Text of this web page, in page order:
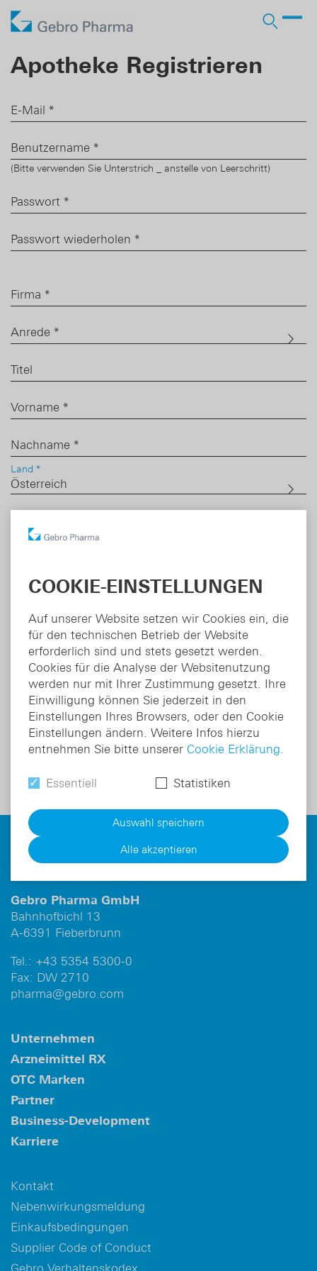
Geschichte
Partner Lohnherstellung
Pharma Services
Business Development
Karriere
Login Ärzte
Apotheke Registrieren
E-Mail *
Benutzername *
(Bitte verwenden Sie Unterstrich _ anstelle von Leerschritt)
Passwort *
Passwort wiederholen *
Firma *
Anrede *
Titel
Vorname *
Nachname *
Land *
Adresse*
Telefon*
Ich bin mit der Verarbeitung meiner Daten im
Fachlogin gemäßDatenschutzerklärung
einverstanden.*
Ja, ich akzeptiere die Verpflichtungserklärung.
Gebro Pharma GmbH
Bahnhofbichl 13
A-6391 Fieberbrunn
Tel.: +43 5354 5300-0
Fax: DW 2710
pharma@gebro.com
Unternehmen
Arzneimittel RX
OTC Marken
Partner
Business-Development
Karriere
Kontakt
Nebenwirkungsmeldung
Einkaufsbedingungen
Supplier Code of Conduct
COOKIE-EINSTELLUNGEN
Auf unserer Website setzen wir Cookies ein, die
für den technischen Betrieb der Website
erforderlich sind und stets gesetzt werden.
Cookies für die Analyse der Websitenutzung
werden nur mit Ihrer Zustimmung gesetzt. Ihre
Einwilligung können Sie jederzeit in den
Einstellungen Ihres Browsers, oder den Cookie
Einstellungen ändern. Weitere Infos hierzu
entnehmen Sie bitte unserer Cookie Erklärung.
Essentiell Statistiken
Auswahl speichern
Alle akzeptieren